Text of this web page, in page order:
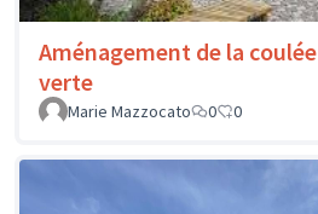
Aménagement de la coulée
verte
Marie Mazzocato
0 0